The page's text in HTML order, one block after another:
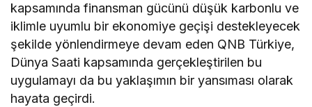
kapsamında finansman gücünü düşük karbonlu ve
iklimle uyumlu bir ekonomiye geçişi destekleyecek
şekilde yönlendirmeye devam eden QNB Türkiye,
Dünya Saati kapsamında gerçekleştirilen bu
uygulamayı da bu yaklaşımın bir yansıması olarak
hayata geçirdi.